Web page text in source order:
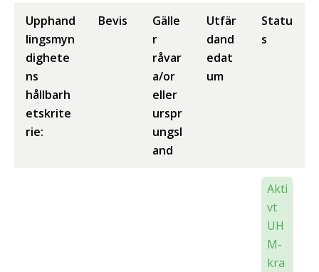
Upphand
lingsmyn
dighete
ns
hållbarh
etskrite
rie:
Bevis
Gälle
r
råvar
a/or
eller
urspr
ungsl
and
Utfär
dand
edat
um
Statu
s
Akti
vt
UH
M-
kra